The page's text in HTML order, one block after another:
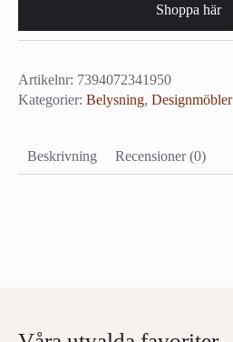
Shoppa här
Artikelnr: 7394072341950
Kategorier: Belysning, Designmöbler
Beskrivning Recensioner (0)